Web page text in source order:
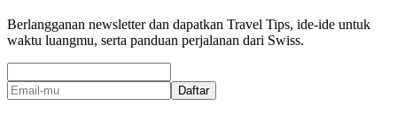
Berlangganan newsletter dan dapatkan Travel Tips, ide-ide untuk
waktu luangmu, serta panduan perjalanan dari Swiss.
Daftar